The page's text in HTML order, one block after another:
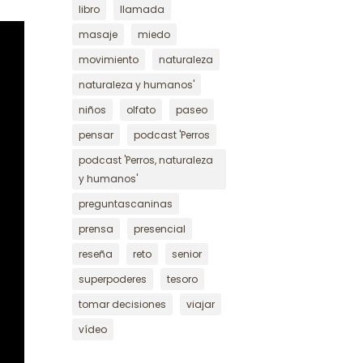
libro
llamada
masaje
miedo
movimiento
naturaleza
naturaleza y humanos'
niños
olfato
paseo
pensar
podcast 'Perros
podcast 'Perros, naturaleza
y humanos'
preguntascaninas
prensa
presencial
reseña
reto
senior
superpoderes
tesoro
tomar decisiones
viajar
vídeo